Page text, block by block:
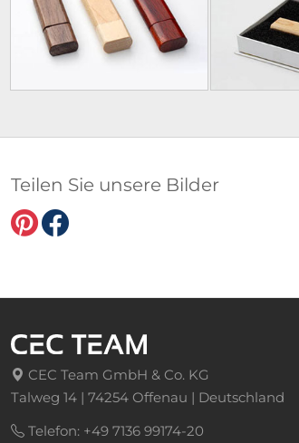
Teilen Sie unsere Bilder
CEC Team GmbH & Co. KG
Talweg 14 | 74254 Offenau | Deutschland
Telefon: +49 7136 99174-20